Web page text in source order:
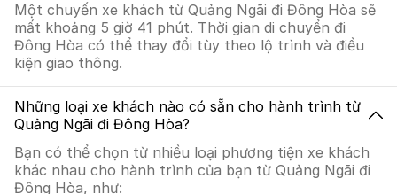
Một chuyến xe khách từ Quảng Ngãi đi Đông Hòa sẽ
mất khoảng 5 giờ 41 phút. Thời gian di chuyển đi
Đông Hòa có thể thay đổi tùy theo lộ trình và điều
kiện giao thông.
Những loại xe khách nào có sẵn cho hành trình từ
Quảng Ngãi đi Đông Hòa?
Bạn có thể chọn từ nhiều loại phương tiện xe khách
khác nhau cho hành trình của bạn từ Quảng Ngãi đi
Đông Hòa, như: